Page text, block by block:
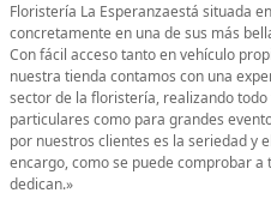
Floristería La Esperanzaestá situada
concretamente en una de sus más
Con fácil acceso tanto en vehículo
nuestra tienda contamos con una
sector de la floristería, realizando
particulares como para grandes
por nuestros clientes es la seriedad y
encargo, como se puede comprobar a
dedican.»